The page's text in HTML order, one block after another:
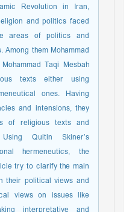
Revolution in Iran,
and politics faced
areas of politics and
them Mohammad
Taqi Mesbah
texts either using
ones. Having
and intensions, they
of religious texts and
Quitin Skiner’s
hermeneutics, the
try to clarify the main
their political views and
views on issues like